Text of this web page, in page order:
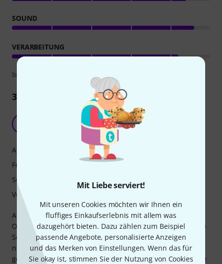
Mit Liebe serviert!
Mit unseren Cookies möchten wir Ihnen ein
fluffiges Einkaufserlebnis mit allem was
dazugehört bieten. Dazu zählen zum Beispiel
passende Angebote, personalisierte Anzeigen
und das Merken von Einstellungen. Wenn das für
Sie okay ist, stimmen Sie der Nutzung von Cookies
SOUND
VERARBEITUNG
Bewertungsrichtlinien
3Rezensionen
Mein Favorit unter den Tierocarinas!
Mukado 28.10.2009
Als leidenschaftliche Sammlerin verschiedenster
Ocarinaformen, bin ich beim surfen zufällig auf diese süße
Schildkrötenokarina gestoßen. Ursprünglich wollte ich sie
nur wegen der Optik, da mir Farbe und Form sehr gut
gefielen. Beim Anspielen habe ich allerdings erst das Beste
Ansprache
Features
Sound
Verarbeitung